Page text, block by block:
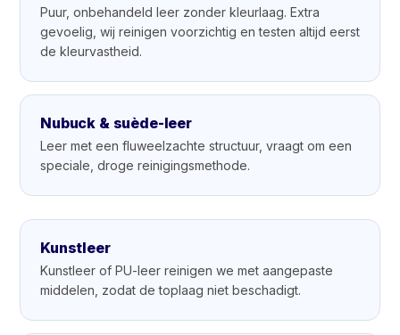
Puur, onbehandeld leer zonder kleurlaag. Extra
gevoelig, wij reinigen voorzichtig en testen altijd eerst
de kleurvastheid.
Nubuck & suède-leer
Leer met een fluweelzachte structuur, vraagt om een
speciale, droge reinigingsmethode.
Kunstleer
Kunstleer of PU-leer reinigen we met aangepaste
middelen, zodat de toplaag niet beschadigt.